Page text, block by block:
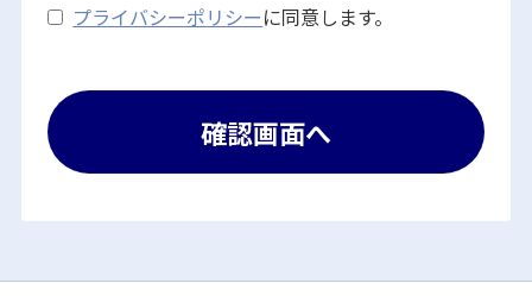
プライバシーポリシーに同意します。